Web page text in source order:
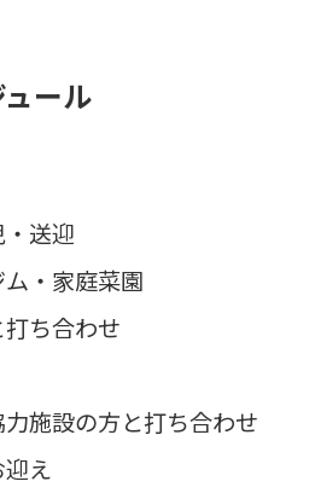
ール
送迎
・家庭菜園
ち合わせ
施設の方と打ち合わせ
え